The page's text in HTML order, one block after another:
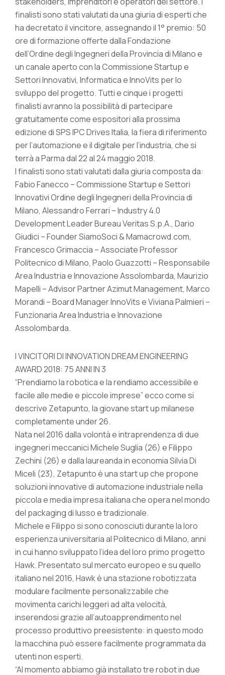
finalisti sono stati valutati da una giuria di esperti che
ha decretato il vincitore, assegnando il 1° premio: 50
ore di formazione offerte dalla Fondazione
dell’Ordine degli Ingegneri della Provincia di Milano e
un canale aperto con la Commissione Startup e
Settori Innovativi, Informatica e InnoVits per lo
sviluppo del progetto. Tutti e cinque i progetti
finalisti avranno la possibilità di partecipare
gratuitamente come espositori alla prossima
edizione di SPS IPC Drives Italia, la fiera di riferimento
per l’automazione e il digitale per l’industria, che si
terrà a Parma dal 22 al 24 maggio 2018.
I finalisti sono stati valutati dalla giuria composta da:
Fabio Fanecco – Commissione Startup e Settori
Innovativi Ordine degli Ingegneri della Provincia di
Milano, Alessandro Ferrari – Industry 4.0
Development Leader Bureau Veritas S.p.A., Dario
Giudici – Founder SiamoSoci & Mamacrowd.com,
Francesco Grimaccia – Associate Professor
Politecnico di Milano, Paolo Guazzotti – Responsabile
Area Industria e Innovazione Assolombarda, Maurizio
Mapelli – Advisor Partner Azimut Management, Marco
Morandi – Board Manager InnoVits e Viviana Palmieri –
Funzionaria Area Industria e Innovazione
Assolombarda.
I VINCITORI DI INNOVATION DREAM ENGINEERING
AWARD 2018: 75 ANNI IN 3
“Prendiamo la robotica e la rendiamo accessibile e
facile alle medie e piccole imprese” ecco come si
descrive Zetapunto, la giovane start up milanese
completamente under 26.
Nata nel 2016 dalla volontà e intraprendenza di due
ingegneri meccanici Michele Suglia (26) e Filippo
Zechini (26) e dalla laureanda in economia Silvia Di
Miceli (23), Zetapunto è una start up che propone
soluzioni innovative di automazione industriale nella
piccola e media impresa italiana che opera nel mondo
del packaging di lusso e tradizionale.
Michele e Filippo si sono conosciuti durante la loro
esperienza universitaria al Politecnico di Milano, anni
in cui hanno sviluppato l’idea del loro primo progetto
Hawk. Presentato sul mercato europeo e su quello
italiano nel 2016, Hawk è una stazione robotizzata
modulare facilmente personalizzabile che
movimenta carichi leggeri ad alta velocità,
inserendosi grazie all’autoapprendimento nel
processo produttivo preesistente: in questo modo
la macchina può essere facilmente programmata da
utenti non esperti.
“Al momento abbiamo già installato tre robot in due